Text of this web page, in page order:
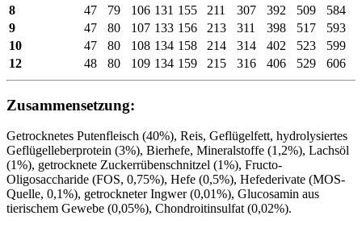
8
47 79 106 131 155 211 307 392 509
584
9
47 80 107 133 156 213 311 398 517
593
10
47 80 108 134 158 214 314 402 523
599
12
48 80 109 134 159 215 316 406 529 606
Zusammensetzung:
Getrocknetes Putenfleisch (40%), Reis, Geflügelfett, hydrolysiertes
Geflügelleberprotein (3%), Bierhefe, Mineralstoffe (1,2%), Lachsöl
(1%), getrocknete Zuckerrübenschnitzel (1%), Fructo-
Oligosaccharide (FOS, 0,75%), Hefe (0,5%), Hefederivate (MOS-
Quelle, 0,1%), getrockneter Ingwer (0,01%), Glucosamin aus
tierischem Gewebe (0,05%), Chondroitinsulfat (0,02%).